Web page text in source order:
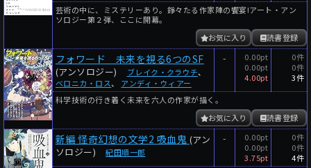
芸術の中に、ミステリーあり。錚々たる作家陣の饗宴!アート・アン
ソロジー第２弾、ここに開幕。
読書登録
お気に入り
フォワード 未来を視る6つのSF
(アンソロジー) ブレイク・クラウチ、
ベロニカ・ロス、 アンディ・ウィアー
-
0.00pt
0.00pt
4.00pt
0件
0件
3件
科学技術の行き着く未来を六人の作家が描く。
読書登録
お気に入り
新編 怪奇幻想の文学2 吸血鬼 (アン
ソロジー)
紀田順一郎
-
0.00pt
0.00pt
3.75pt
0件
0件
4件